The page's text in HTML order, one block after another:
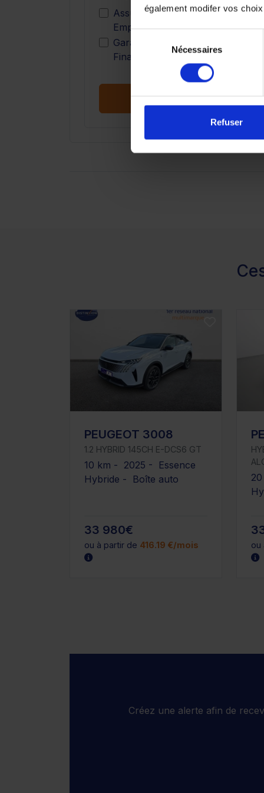
également modifer vos
consentement
Nécessaires
Refuser
Assurance
Emprunteur
47,08 €
Garantie Perte
Financière
Demander un devis
PEUGEOT 3008
1.2 HYBRID 145CH E-DCS6 GT
10 km - 2025 - Essence
Hybride - Boîte auto
33 980€
ou à partir de 416.19 €/mois ou
Créez une alerte afin de